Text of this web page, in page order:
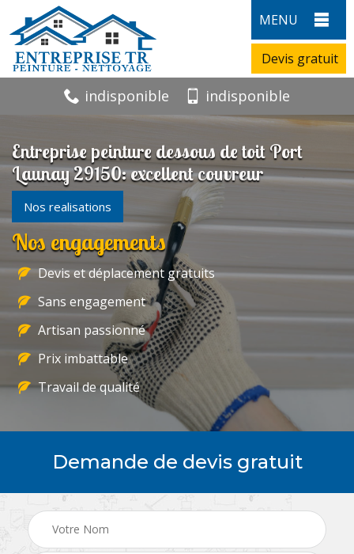
MENU
Devis gratuit
indisponible indisponible
Entreprise peinture dessous de toit Port
Launay 29150: excellent couvreur
Nos realisations
Nos engagements
Devis et déplacement gratuits
Sans engagement
Artisan passionné
Prix imbattable
Travail de qualité
Demande de devis gratuit